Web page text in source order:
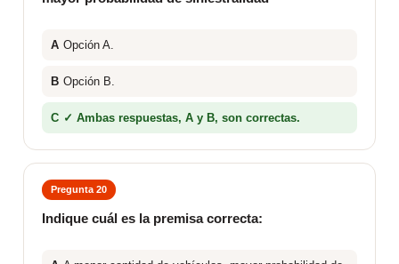
A Opción A.
B Opción B.
C ✓ Ambas respuestas, A y B, son correctas.
Pregunta 20
Indique cuál es la premisa correcta: